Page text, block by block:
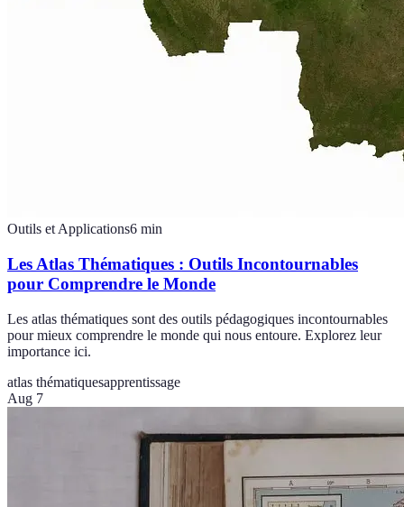
Outils et Applications6 min
Les Atlas Thématiques : Outils Incontournables
pour Comprendre le Monde
Les atlas thématiques sont des outils pédagogiques incontournables
pour mieux comprendre le monde qui nous entoure. Explorez leur
importance ici.
atlas thématiquesapprentissage
Aug 7